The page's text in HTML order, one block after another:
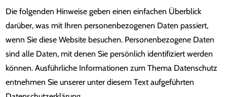
Die folgenden Hinweise geben einen einfachen Überblick
darüber, was mit Ihren personenbezogenen Daten passiert,
wenn Sie diese Website besuchen. Personenbezogene Daten
sind alle Daten, mit denen Sie persönlich identifiziert werden
können. Ausführliche Informationen zum Thema Datenschutz
entnehmen Sie unserer unter diesem Text aufgeführten